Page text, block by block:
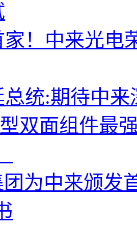
家！中来光电
总统:期待中
双面组件最
为中来颁发